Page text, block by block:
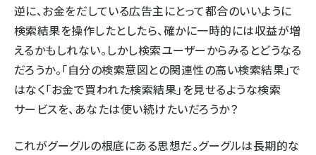
逆に、お金をだしている広告主にとって都合のいいように
検索結果を操作したとしたら、確かに一時的には収益が増
えるかもしれない。しかし検索ユーザーからみるとどうなる
だろうか。「自分の検索意図との関連性の高い検索結果」で
はなく「お金で買われた検索結果」を見せるような検索
サービスを、あなたは使い続けたいだろうか？
これがグーグルの根底にある思想だ。グーグルは長期的な